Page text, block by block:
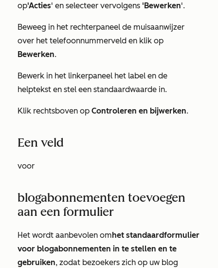
op'Acties' en selecteer vervolgens 'Bewerken'.
Beweeg in het rechterpaneel de muisaanwijzer
over het telefoonnummerveld en klik op
Bewerken.
Bewerk in het linkerpaneel het label en de
helptekst en stel een standaardwaarde in.
Klik rechtsboven op Controleren en bijwerken.
Een veld
voor
blogabonnementen toevoegen
aan een formulier
Het wordt aanbevolen omhet standaardformulier
voor blogabonnementen in te stellen en te
gebruiken, zodat bezoekers zich op uw blog